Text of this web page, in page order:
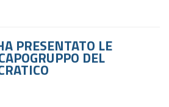
PRESENTATO LE
DEL